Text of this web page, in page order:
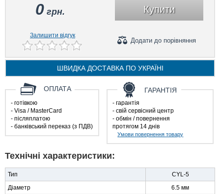
0грн. Купити
Залишити відгук
Додати до порівняння
ШВИДКА ДОСТАВКА ПО УКРАЇНІ
ОПЛАТА
- готівкою
- Visa / MasterCard
- післяплатою
- банківський переказ (з ПДВ)
ГАРАНТІЯ
- гарантія
- свій сервісний центр
- обмін / повернення
протягом 14 днів
Умови повернення товару
Технічні характеристики:
Тип
CYL-5
Діаметр
6.5 мм